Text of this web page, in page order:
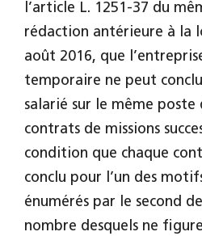
l’article L. 1251-37 du
rédaction antérieure à la
août 2016, que
temporaire ne peut
salarié sur le même poste
contrats de missions
condition que chaque
conclu pour l’un des
énumérés par le second
nombre desquels ne